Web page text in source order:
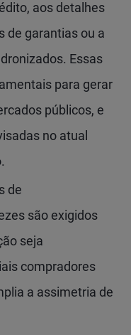
aos detalhes
de garantias ou a
Essas
para gerar
públicos, e
no atual
de
são exigidos
seja
compradores
a assimetria de